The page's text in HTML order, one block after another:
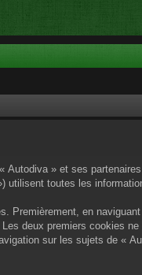
» et ses
toutes les
Premièrement, en
deux premiers cookies
sur les sujets de «